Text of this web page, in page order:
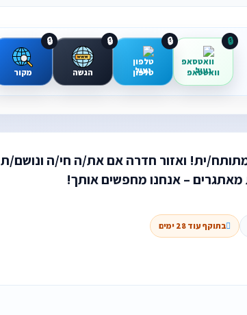
וואטסאפ
🔒
טלפון
🔒
הגשה
🔒
מקור
🔒
ית! ואזור חדרה אם את/ה חי/ה ונושם/ת
– אנחנו מחפשים אותך!
בתוקף עוד 28 ימים